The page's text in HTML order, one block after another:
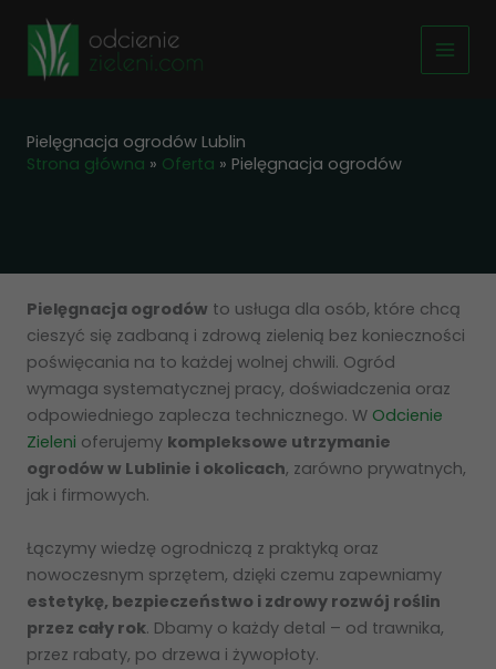
treści
Pielęgnacja ogrodów Lublin
Strona główna » Oferta » Pielęgnacja ogrodów
Pielęgnacja ogrodów to usługa dla osób, które chcą
cieszyć się zadbaną i zdrową zielenią bez konieczności
poświęcania na to każdej wolnej chwili. Ogród
wymaga systematycznej pracy, doświadczenia oraz
odpowiedniego zaplecza technicznego. W Odcienie
Zieleni oferujemy kompleksowe utrzymanie
ogrodów w Lublinie i okolicach, zarówno prywatnych,
jak i firmowych.
Łączymy wiedzę ogrodniczą z praktyką oraz
nowoczesnym sprzętem, dzięki czemu zapewniamy
estetykę, bezpieczeństwo i zdrowy rozwój roślin
przez cały rok. Dbamy o każdy detal – od trawnika,
przez rabaty, po drzewa i żywopłoty.